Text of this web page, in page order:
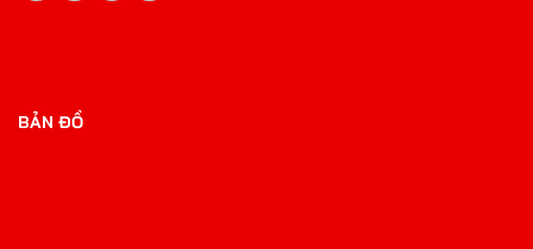
BẢN ĐỒ